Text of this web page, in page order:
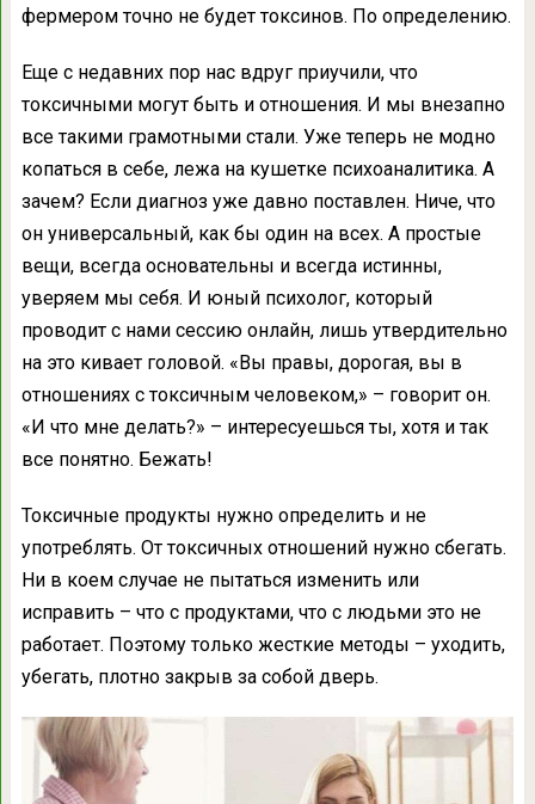
фермером точно не будет токсинов. По определению.
Еще с недавних пор нас вдруг приучили, что
токсичными могут быть и отношения. И мы внезапно
все такими грамотными стали. Уже теперь не модно
копаться в себе, лежа на кушетке психоаналитика. А
зачем? Если диагноз уже давно поставлен. Ниче, что
он универсальный, как бы один на всех. А простые
вещи, всегда основательны и всегда истинны,
уверяем мы себя. И юный психолог, который
проводит с нами сессию онлайн, лишь утвердительно
на это кивает головой. «Вы правы, дорогая, вы в
отношениях с токсичным человеком,» – говорит он.
«И что мне делать?» – интересуешься ты, хотя и так
все понятно. Бежать!
Токсичные продукты нужно определить и не
употреблять. От токсичных отношений нужно сбегать.
Ни в коем случае не пытаться изменить или
исправить – что с продуктами, что с людьми это не
работает. Поэтому только жесткие методы – уходить,
убегать, плотно закрыв за собой дверь.